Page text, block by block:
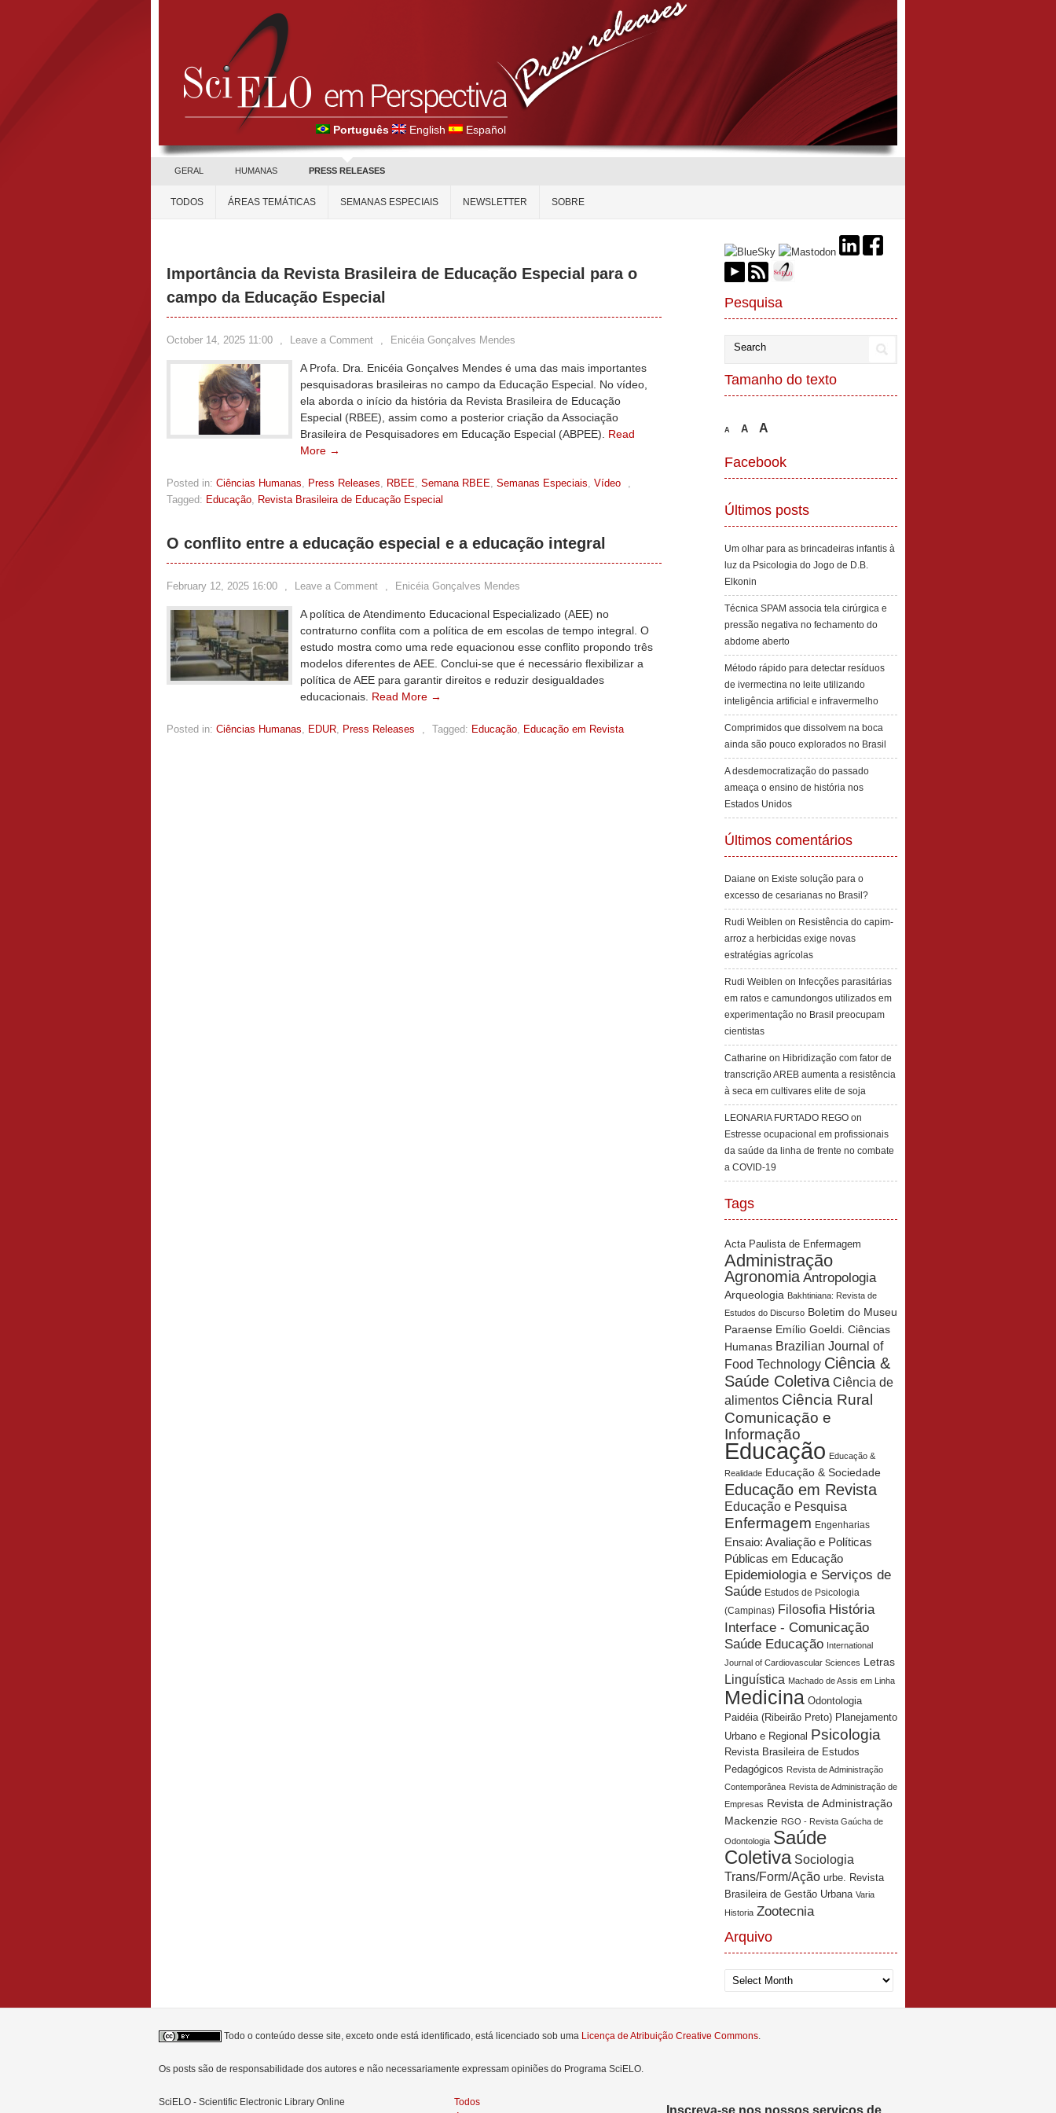
Português English Español
GERAL HUMANAS PRESS RELEASES
TODOS ÁREAS TEMÁTICAS SEMANAS ESPECIAIS NEWSLETTER SOBRE
Importância da Revista Brasileira de Educação Especial para o
campo da Educação Especial
October 14, 2025 11:00 , Leave a Comment , Enicéia Gonçalves Mendes
A Profa. Dra. Enicéia Gonçalves Mendes é uma das mais importantes
pesquisadoras brasileiras no campo da Educação Especial. No vídeo,
ela aborda o início da história da Revista Brasileira de Educação
Especial (RBEE), assim como a posterior criação da Associação
Brasileira de Pesquisadores em Educação Especial (ABPEE). Read
More →
Posted in: Ciências Humanas, Press Releases, RBEE, Semana RBEE, Semanas Especiais, Vídeo
,
Tagged: Educação, Revista Brasileira de Educação Especial
O conflito entre a educação especial e a educação integral
February 12, 2025 16:00 , Leave a Comment , Enicéia Gonçalves Mendes
A política de Atendimento Educacional Especializado (AEE) no
contraturno conflita com a política de em escolas de tempo integral. O
estudo mostra como uma rede equacionou esse conflito propondo três
modelos diferentes de AEE. Conclui-se que é necessário flexibilizar a
política de AEE para garantir direitos e reduzir desigualdades
educacionais. Read More →
Posted in: Ciências Humanas, EDUR, Press Releases , Tagged: Educação, Educação em Revista
Pesquisa
Tamanho do texto
A A A
Facebook
Últimos posts
Um olhar para as brincadeiras infantis à
luz da Psicologia do Jogo de D.B.
Elkonin
Técnica SPAM associa tela cirúrgica e
pressão negativa no fechamento do
abdome aberto
Método rápido para detectar resíduos
de ivermectina no leite utilizando
inteligência artificial e infravermelho
Comprimidos que dissolvem na boca
ainda são pouco explorados no Brasil
A desdemocratização do passado
ameaça o ensino de história nos
Estados Unidos
Últimos comentários
Daiane on Existe solução para o
excesso de cesarianas no Brasil?
Rudi Weiblen on Resistência do capim-
arroz a herbicidas exige novas
estratégias agrícolas
Rudi Weiblen on Infecções parasitárias
em ratos e camundongos utilizados em
experimentação no Brasil preocupam
cientistas
Catharine on Hibridização com fator de
transcrição AREB aumenta a resistência
à seca em cultivares elite de soja
LEONARIA FURTADO REGO on
Estresse ocupacional em profissionais
da saúde da linha de frente no combate
a COVID-19
Tags
Acta Paulista de Enfermagem
Administração
Agronomia Antropologia
Arqueologia Bakhtiniana: Revista de
Estudos do Discurso Boletim do Museu
Paraense Emílio Goeldi. Ciências
Humanas Brazilian Journal of
Food Technology Ciência &
Saúde Coletiva Ciência de
alimentos Ciência Rural
Comunicação e
Informação
Educação Educação &
Realidade Educação & Sociedade
Educação em Revista
Educação e Pesquisa
Enfermagem Engenharias
Ensaio: Avaliação e Políticas
Públicas em Educação
Epidemiologia e Serviços de
Saúde Estudos de Psicologia
(Campinas) Filosofia História
Interface - Comunicação
Saúde Educação International
Journal of Cardiovascular Sciences Letras
Linguística Machado de Assis em Linha
Medicina Odontologia
Paidéia (Ribeirão Preto) Planejamento
Urbano e Regional Psicologia
Revista Brasileira de Estudos
Pedagógicos Revista de Administração
Contemporânea Revista de Administração de
Empresas Revista de Administração
Mackenzie RGO - Revista Gaúcha de
Odontologia Saúde
Coletiva Sociologia
Trans/Form/Ação urbe. Revista
Brasileira de Gestão Urbana Varia
Historia Zootecnia
Arquivo
Arquivo
Todo o conteúdo desse site, exceto onde está identificado, está licenciado sob uma Licença de Atribuição Creative Commons.
Os posts são de responsabilidade dos autores e não necessariamente expressam opiniões do Programa SciELO.
SciELO - Scientific Electronic Library Online Todos
Inscreva-se nos nossos serviços de